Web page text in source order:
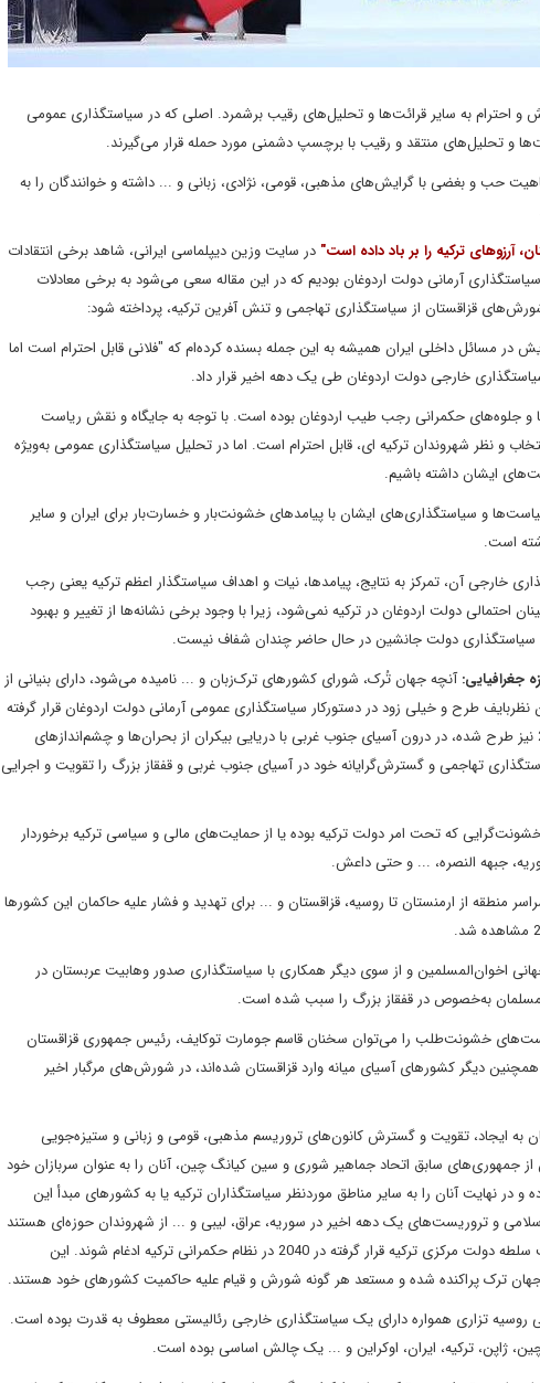
احترام به سایر قرائت‌ها و تحلیل‌های رقیب برشمرد. اصلی که در سیاستگذاری عمومی
و تحلیل‌های منتقد و رقیب با برچسپ دشمنی مورد حمله قرار می‌گیرند.
حب و بغضی با گرایش‌های مذهبی، قومی، نژادی، زبانی و ... داشته و خوانندگان را به
آرزوهای ترکیه را بر باد داده است" در سایت وزین دیپلماسی ایرانی، شاهد برخی انتقادات
آرمانی دولت اردوغان بودیم که در این مقاله سعی می‌شود به برخی معادلات
قزاقستان از سیاستگذاری تهاجمی و تنش آفرین ترکیه، پرداخته شود:
در مسائل داخلی ایران همیشه به این جمله بسنده کرده‌ام که "فلانی قابل احترام است اما
خارجی دولت اردوغان طی یک دهه اخیر قرار داد.
و جلوه‌های حکمرانی رجب طیب اردوغان بوده است. با توجه به جایگاه و نقش ریاست
و نظر شهروندان ترکیه ای، قابل احترام است. اما در تحلیل سیاستگذاری عمومی به‌ویژه
ایشان داشته باشیم.
و سیاستگذاری‌های ایشان با پیامدهای خشونت‌بار و خسارت‌بار برای ایران و سایر
است.
آن، تمرکز به نتایج، پیامدها، نیات و اهداف سیاستگذار اعظم ترکیه یعنی رجب
دولت اردوغان در ترکیه نمی‌شود، زیرا با وجود برخی نشانه‌ها از تغییر و بهبود
سیاستگذاری دولت جانشین در حال حاضر چندان شفاف نیست.
جغرافیایی:آنچه جهان تُرک، شورای کشورهای ترک‌زبان و ... نامیده می‌‌شود، دارای بنیانی از
طرح و خیلی زود در دستورکار سیاستگذاری عمومی آرمانی دولت اردوغان قرار گرفته
است. کشورهای جهان ترک که آرمان توهمی ادغام آنان در سال 2040 نیز طرح شده، در درون آسیای جنوب غربی با دریایی بیکران از بحران‌ها و چشم‌اندازهای
تهاجمی و گسترش‌گرایانه خود در آسیای جنوب غربی و قفقاز بزرگ را تقویت و اجرایی
که تحت امر دولت ترکیه بوده یا از حمایت‌های مالی و سیاسی ترکیه برخوردار
جبهه النصره، ... و حتی داعش.
از ارمنستان تا روسیه، قزاقستان و ... برای تهدید و فشار علیه حاکمان این کشورها
اخوان‌المسلمین و از سوی دیگر همکاری با سیاستگذاری صدور وهابیت عربستان در
به‌خصوص در قفقاز بزرگ را سبب شده است.
خشونت‌طلب را می‌توان سخنان قاسم جومارت توکایف، رئیس جمهوری قزاقستان
دیگر کشورهای آسیای میانه وارد قزاقستان شده‌اند، در شورش‌های مرگبار اخیر
به ایجاد، تقویت و گسترش کانون‌های تروریسم مذهبی، قومی و زبانی و ستیزه‌جویی
جمهوری‌های سابق اتحاد جماهیر شوری و سین کیانگ چین، آنان را به عنوان سربازان خود
در نهایت آنان را به سایر مناطق موردنظر سیاستگذاران ترکیه یا به کشورهای مبدأ این
و تروریست‌های یک دهه اخیر در سوریه، عراق، لیبی و ... از شهروندان حوزه‌ای هستند
که در قالب آرمان اردوغان، "جهان ترک" نامیده شده و قرار است تحت سلطه دولت مرکزی ترکیه قرار گرفته در 2040 در نظام حکمرانی ترکیه ادغام شوند. این
ترک پراکنده شده و مستعد هر گونه شورش و قیام علیه حاکمیت کشورهای خود هستند.
روسیه تزاری همواره دارای یک سیاستگذاری خارجی رئالیستی معطوف به قدرت بوده است.
ژاپن، ترکیه، ایران، اوکراین و ... یک چالش اساسی بوده است.